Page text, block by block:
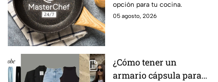
opción para tu cocina.
05 agosto, 2026
¿Cómo tener un
armario cápsula para